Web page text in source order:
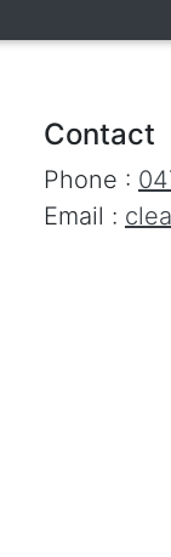
Contact
Phone :
Email :